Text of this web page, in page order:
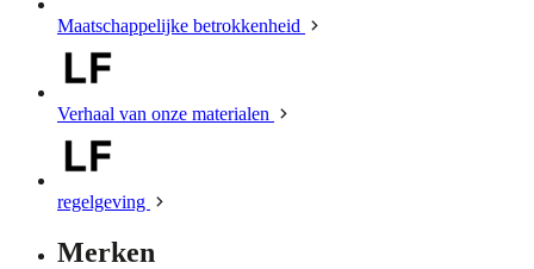
Maatschappelijke betrokkenheid
Verhaal van onze materialen
regelgeving
Merken